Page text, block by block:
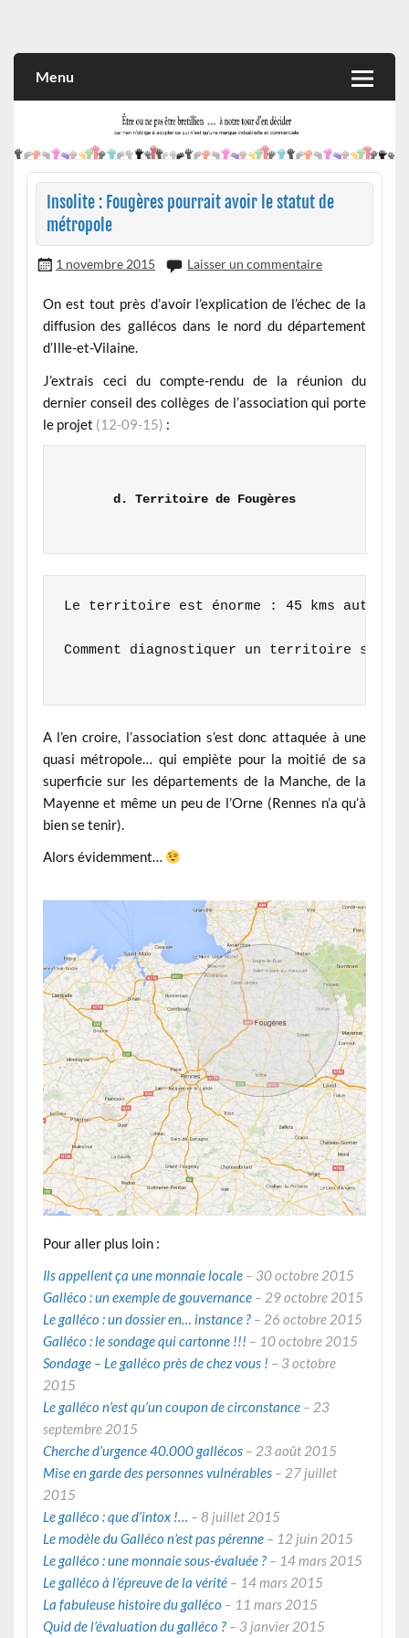
et commerciale
Menu
Insolite : Fougères pourrait avoir le statut de
métropole
1 novembre 2015 Laisser un commentaire
On est tout près d’avoir l’explication de l’échec de la
diffusion des gallécos dans le nord du département
d’Ille-et-Vilaine.
J’extrais ceci du compte-rendu de la réunion du
dernier conseil des collèges de l’association qui porte
le projet (12-09-15) :
d. Territoire de Fougères
Le territoire est énorme : 45 kms
Comment diagnostiquer un territoire si
A l’en croire, l’association s’est donc attaquée à une
quasi métropole… qui empiète pour la moitié de sa
superficie sur les départements de la Manche, de la
Mayenne et même un peu de l’Orne (Rennes n’a qu’à
bien se tenir).
Alors évidemment…
Pour aller plus loin :
Ils appellent ça une monnaie locale – 30 octobre 2015
Galléco : un exemple de gouvernance – 29 octobre 2015
Le galléco : un dossier en… instance ? – 26 octobre 2015
Galléco : le sondage qui cartonne !!! – 10 octobre 2015
Sondage – Le galléco près de chez vous ! – 3 octobre
2015
Le galléco n’est qu’un coupon de circonstance – 23
septembre 2015
Cherche d’urgence 40.000 gallécos – 23 août 2015
Mise en garde des personnes vulnérables – 27 juillet
2015
Le galléco : que d’intox !… – 8 juillet 2015
Le modèle du Galléco n’est pas pérenne– 12 juin 2015
Le galléco : une monnaie sous-évaluée ? – 14 mars 2015
Le galléco à l’épreuve de la vérité – 14 mars 2015
La fabuleuse histoire du galléco – 11 mars 2015
Quid de l’évaluation du galléco ? – 3 janvier 2015